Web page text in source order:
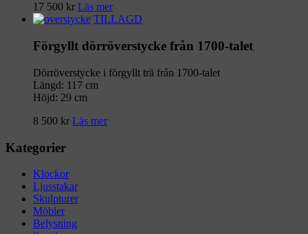
17 500 kr Läs mer
TILLAGD
Förgyllt dörröverstycke från 1700-talet
Dörröverstycke i förgyllt trä från 1700-talet
Längd: 117 cm
Höjd: 29 cm
8 500 kr Läs mer
Kategorier
Klockor
Ljusstakar
Skulpturer
Möbler
Belysning